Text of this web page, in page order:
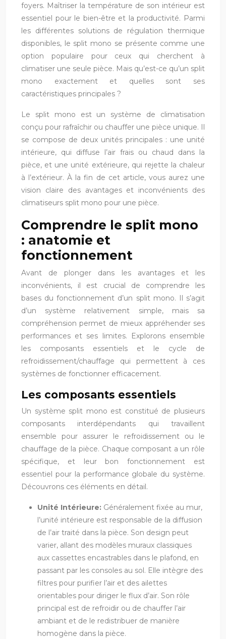
foyers. Maîtriser la température de son intérieur est
essentiel pour le bien-être et la productivité. Parmi
les différentes solutions de régulation thermique
disponibles, le split mono se présente comme une
option populaire pour ceux qui cherchent à
climatiser une seule pièce. Mais qu’est-ce qu’un split
mono exactement et quelles sont ses
caractéristiques principales ?
Le split mono est un système de climatisation
conçu pour rafraîchir ou chauffer une pièce unique. Il
se compose de deux unités principales : une unité
intérieure, qui diffuse l’air frais ou chaud dans la
pièce, et une unité extérieure, qui rejette la chaleur
à l’extérieur. À la fin de cet article, vous aurez une
vision claire des avantages et inconvénients des
climatiseurs split mono pour une pièce.
Comprendre le split mono
: anatomie et
fonctionnement
Avant de plonger dans les avantages et les
inconvénients, il est crucial de comprendre les
bases du fonctionnement d’un split mono. Il s’agit
d’un système relativement simple, mais sa
compréhension permet de mieux appréhender ses
performances et ses limites. Explorons ensemble
les composants essentiels et le cycle de
refroidissement/chauffage qui permettent à ces
systèmes de fonctionner efficacement.
Les composants essentiels
Un système split mono est constitué de plusieurs
composants interdépendants qui travaillent
ensemble pour assurer le refroidissement ou le
chauffage de la pièce. Chaque composant a un rôle
spécifique, et leur bon fonctionnement est
essentiel pour la performance globale du système.
Découvrons ces éléments en détail.
Unité Intérieure: Généralement fixée au mur,
l’unité intérieure est responsable de la diffusion
de l’air traité dans la pièce. Son design peut
varier, allant des modèles muraux classiques
aux cassettes encastrables dans le plafond, en
passant par les consoles au sol. Elle intègre des
filtres pour purifier l’air et des ailettes
orientables pour diriger le flux d’air. Son rôle
principal est de refroidir ou de chauffer l’air
ambiant et de le redistribuer de manière
homogène dans la pièce.